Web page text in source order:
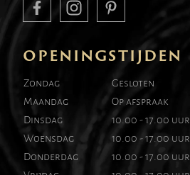
OPENINGSTIJDEN
Zondag
Gesloten
Maandag
Op afspraak
Dinsdag
10.00 - 17.00 uur
Woensdag
10.00 - 17.00 uur
Donderdag
10.00 - 17.00 uur